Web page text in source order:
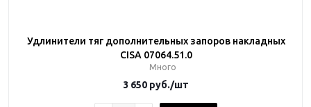
Удлинители тяг дополнительных запоров накладных
CISA 07064.51.0
Много
3 650 руб./шт